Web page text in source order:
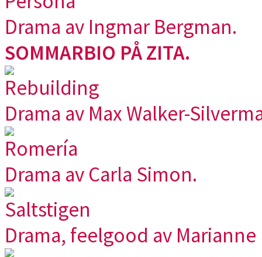
Drama av Ingmar Bergman.
SOMMARBIO PÅ ZITA.
Rebuilding
Drama av Max Walker-
Romería
Drama av Carla Simon.
Saltstigen
Drama, feelgood av